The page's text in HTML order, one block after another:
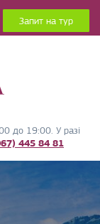
до 19:00. У разі
445 84 81
Запит на тур